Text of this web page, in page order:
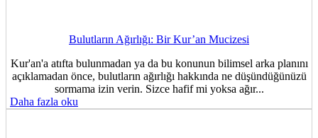
Bulutların Ağırlığı: Bir Kur’an Mucizesi
Kur'an'a atıfta bulunmadan ya da bu konunun bilimsel arka planını
açıklamadan önce, bulutların ağırlığı hakkında ne düşündüğünüzü
sormama izin verin. Sizce hafif mi yoksa ağır...
Daha fazla oku